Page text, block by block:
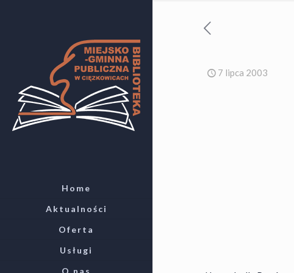
Home
Aktualności
Oferta
Usługi
O nas
7 lipca 2003